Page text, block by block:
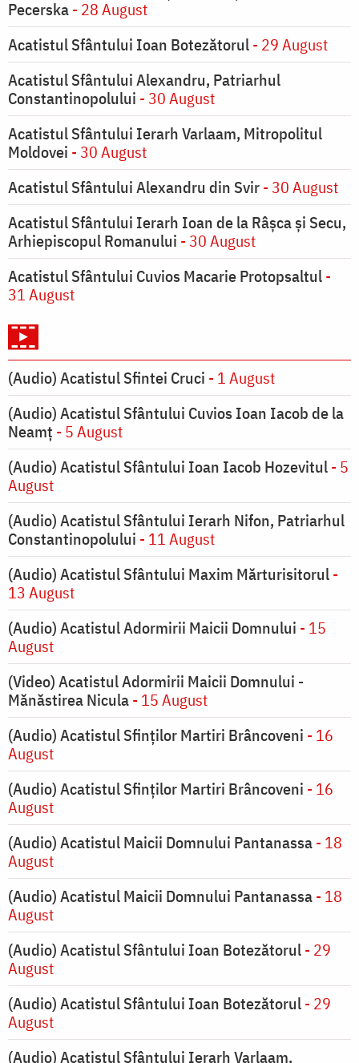
Pecerska- 28 August
Acatistul Sfântului Ioan Botezătorul- 29 August
Acatistul Sfântului Alexandru, Patriarhul
Constantinopolului - 30 August
Acatistul Sfântului Ierarh Varlaam, Mitropolitul
Moldovei - 30 August
Acatistul Sfântului Alexandru din Svir- 30 August
Acatistul Sfântului Ierarh Ioan de la Râşca şi Secu,
Arhiepiscopul Romanului - 30 August
Acatistul Sfântului Cuvios Macarie Protopsaltul-
31 August
(Audio) Acatistul Sfintei Cruci - 1 August
(Audio) Acatistul Sfântului Cuvios Ioan Iacob de la
Neamț - 5 August
(Audio) Acatistul Sfântului Ioan Iacob Hozevitul- 5
August
(Audio) Acatistul Sfântului Ierarh Nifon, Patriarhul
Constantinopolului - 11 August
(Audio) Acatistul Sfântului Maxim Mărturisitorul-
13 August
(Audio) Acatistul Adormirii Maicii Domnului - 15
August
(Video) Acatistul Adormirii Maicii Domnului -
Mănăstirea Nicula- 15 August
(Audio) Acatistul Sfinților Martiri Brâncoveni - 16
August
(Audio) Acatistul Sfinților Martiri Brâncoveni - 16
August
(Audio) Acatistul Maicii Domnului Pantanassa- 18
August
(Audio) Acatistul Maicii Domnului Pantanassa- 18
August
(Audio) Acatistul Sfântului Ioan Botezătorul- 29
August
(Audio) Acatistul Sfântului Ioan Botezătorul- 29
August
(Audio) Acatistul Sfântului Ierarh Varlaam,